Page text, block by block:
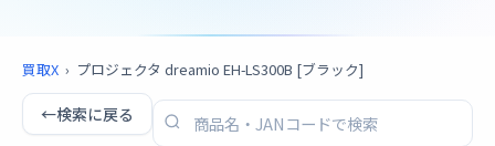
買取X › プロジェクタ dreamio EH-LS300B [ブラック]
←検索に戻る